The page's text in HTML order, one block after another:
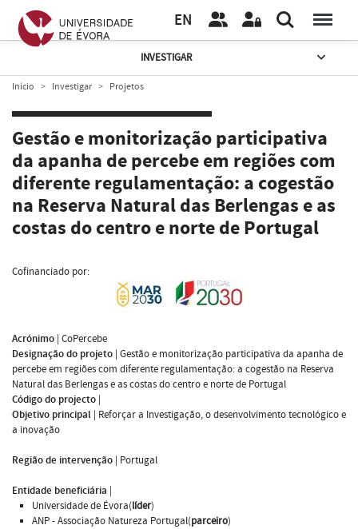
EN
INVESTIGAR
Início Investigar Projetos
Gestão e monitorização participativa
da apanha de percebe em regiões com
diferente regulamentação: a cogestão
na Reserva Natural das Berlengas e as
costas do centro e norte de Portugal
Cofinanciado por:
Acrónimo | CoPercebe
Designação do projeto | Gestão e monitorização participativa da apanha de
percebe em regiões com diferente regulamentação: a cogestão na Reserva
Natural das Berlengas e as costas do centro e norte de Portugal
Código do projecto |
Objetivo principal | Reforçar a Investigação, o desenvolvimento tecnológico e
a inovação
Região de intervenção | Portugal
Entidade beneficiária |
Universidade de Évora(líder)
ANP - Associação Natureza Portugal(parceiro)